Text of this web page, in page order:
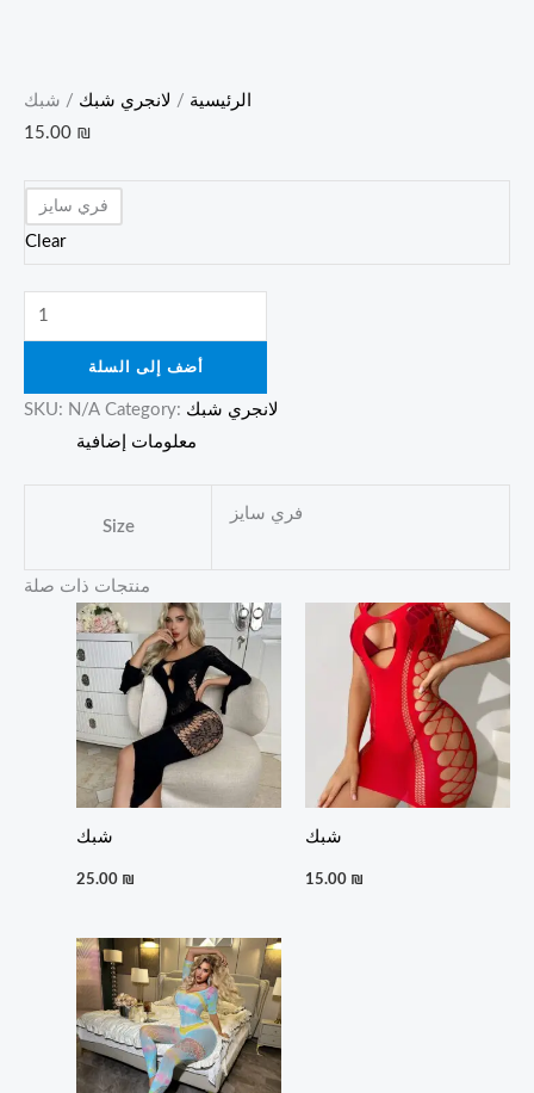
الرئيسية / لانجري شبك / شبك
15.00 ₪
فري سايز
Clear
أضف إلى السلة
SKU: N/A Category: لانجري شبك
معلومات إضافية
Size
فري سايز
منتجات ذات صلة
شبك
25.00 ₪
شبك
15.00 ₪